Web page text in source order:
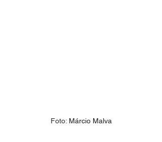
Foto: Márcio Malva